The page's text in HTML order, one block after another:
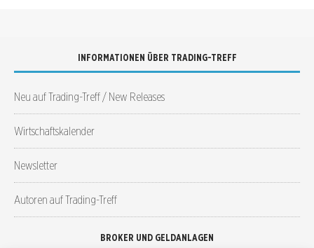
INFORMATIONEN ÜBER TRADING-TREFF
Neu auf Trading-Treff / New Releases
Wirtschaftskalender
Newsletter
Autoren auf Trading-Treff
BROKER UND GELDANLAGEN